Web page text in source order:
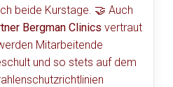
beide Kurstage. 🤝 Auch
Bergman Clinics vertraut
Mitarbeitende
und so stets auf dem